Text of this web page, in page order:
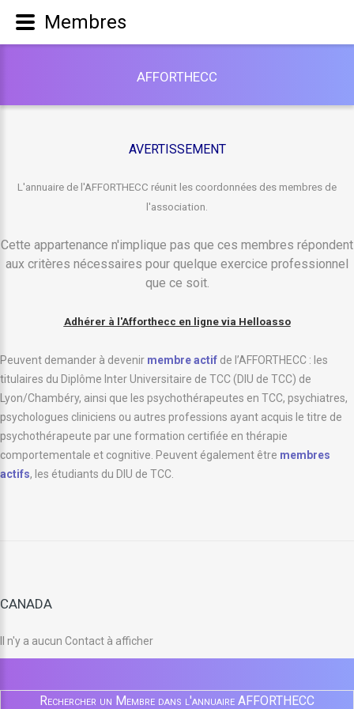
AFFORTHECC
AVERTISSEMENT
L'annuaire de l'AFFORTHECC réunit les coordonnées des membres de
l'association.
Cette appartenance n'implique pas que ces membres répondent
aux critères nécessaires pour quelque exercice professionnel
que ce soit.
Adhérer à l'Afforthecc en ligne via Helloasso
Peuvent demander à devenir membre actif de l’AFFORTHECC : les
titulaires du Diplôme Inter Universitaire de TCC (DIU de TCC) de
Lyon/Chambéry, ainsi que les psychothérapeutes en TCC, psychiatres,
psychologues cliniciens ou autres professions ayant acquis le titre de
psychothérapeute par une formation certifiée en thérapie
comportementale et cognitive. Peuvent également être membres
actifs, les étudiants du DIU de TCC.
CANADA
Il n'y a aucun Contact à afficher
Rechercher un Membre dans l'annuaire AFFORTHECC
Membres